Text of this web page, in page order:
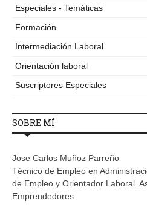
Especiales - Temáticas
Formación
Intermediación Laboral
Orientación laboral
Suscriptores Especiales
SOBRE MÍ
Jose Carlos Muñoz Parreño
Técnico de Empleo en
de Empleo y Orientador Laboral.
Emprendedores